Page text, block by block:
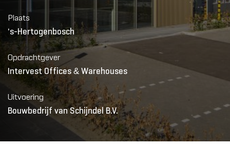
Plaats
‘s-Hertogenbosch
Opdrachtgever
Intervest Offices & Warehouses
Uitvoering
Bouwbedrijf van Schijndel B.V.